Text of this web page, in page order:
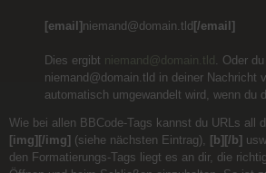
[email] niemand@domain.tld [/email]
Dies ergibt niemand@domain.tld . Oder
niemand@domain.tld in deiner Nachricht
automatisch umgewandelt wird, wenn du
Wie bei allen BBCode-Tags kannst du URLs all
[img][/img] (siehe nächsten Eintrag), [b][/b]
den Formatierungs-Tags liegt es an dir, die